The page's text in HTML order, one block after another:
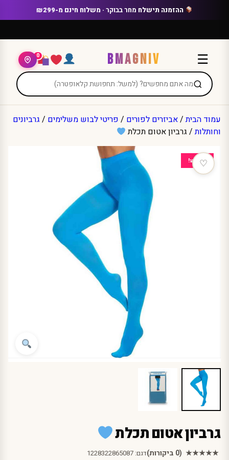
ההזמנה תישלח מחר בבוקר· משלוח חינם מ-₪299
☰
BMAGNIV
0
עמוד הבית/אביזרים לפורים / פריטי לבוש משלימים / גרביונים
וחותלות/ גרביון אטום תכלת
מבצע!
גרביון אטום תכלת
♡
★★★★★ (0 ביקורות) דגם: 1228322865087